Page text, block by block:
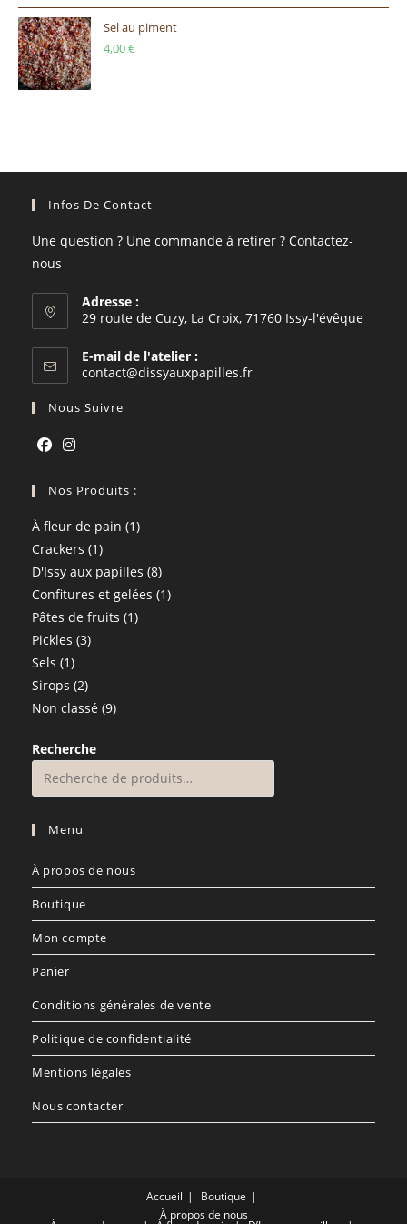
Sel au piment
4,00€
Infos De Contact
Une question ? Une commande à retirer ? Contactez-
nous
Adresse :
29 route de Cuzy, La Croix, 71760 Issy-l'évêque
E-mail de l'atelier :
contact@dissyauxpapilles.frS’ouvre
Nous Suivre
dans
nouvel
onglet
dans
nouvel
onglet
Nos Produits :
À fleur de pain 11
Crackers 11
produit
D'Issy aux papilles 88
produits
Confitures et gelées 11
Pâtes de fruits 11
Pickles 33
Sels 11
produit
Sirops 22
produits
Non classé 99
Recherche
Menu
À propos de nous
Boutique
Mon compte
Panier
Conditions générales de vente
Politique de confidentialité
Mentions légales
Nous contacter
Accueil
Boutique
À propos de nous